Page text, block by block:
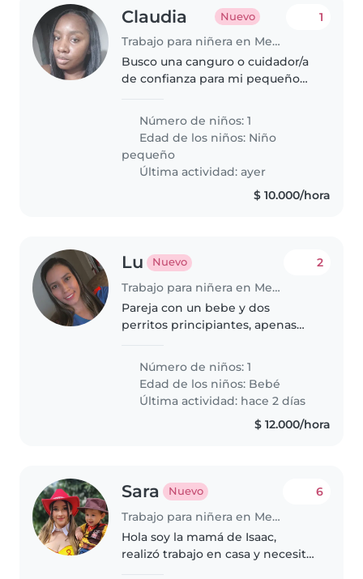
Claudia Nuevo
Trabajo para niñera en Medellín
1
Busco una canguro o cuidador/a
de confianza para mi pequeño
e inteligente. Resido en la
ciudad de Medellín cra 50ff #
4SUR-31 asi que la atención..
Número de niños: 1
Edad de los niños: Niño
pequeño
Última actividad: ayer
$ 10.000/hora
Lu Nuevo
Trabajo para niñera en Medellín
2
Pareja con un bebe y dos
perritos principiantes, apenas
Número de niños: 1
Edad de los niños: Bebé
Última actividad: hace 2 días
$ 12.000/hora
Sara Nuevo
Trabajo para niñera en Medellín
6
Hola soy la mamá de Isaac,
realizó trabajo en casa y necesito